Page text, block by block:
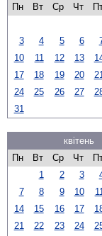
Пн
Вт Ср Чт
3
4 5 6
10
11 12 13
17
18 19 20 21
24
25 26 27
31
квітень
Пн
Вт Ср Чт
1
2 3
7
8 9 10 11
14
15 16 17
21
22 23 24